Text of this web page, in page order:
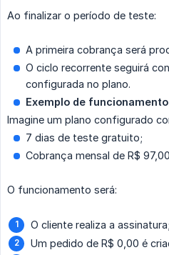
Ao finalizar o período de teste:
A primeira cobrança será
O ciclo recorrente seguirá
configurada no plano.
Exemplo de funcionamento
Imagine um plano configurado
7 dias de teste gratuito;
Cobrança mensal de R$
O funcionamento será:
O cliente realiza a assinatura;
Um pedido de R$ 0,00 é